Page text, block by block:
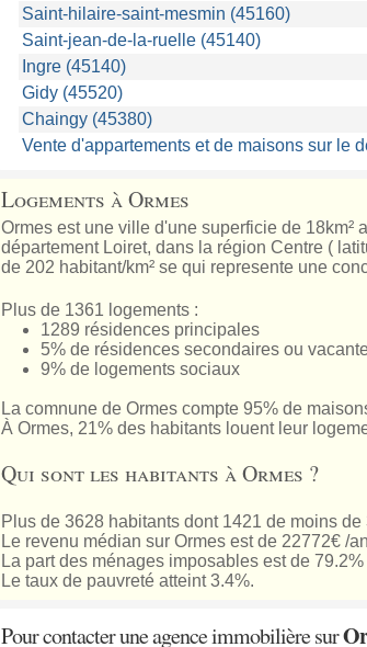
Saint-hilaire-saint-mesmin (45160)
Saint-jean-de-la-ruelle (45140)
Ingre (45140)
Gidy (45520)
Chaingy (45380)
Vente d'appartements et de maisons sur le
Logements à Ormes
Ormes est une ville d'une superficie de 18km²
département Loiret, dans la région Centre (
de 202 habitant/km² se qui represente une
Plus de 1361 logements :
1289 résidences principales
5% de résidences secondaires ou
9% de logements sociaux
La comnune de Ormes compte 95% de
À Ormes, 21% des habitants louent leur
Qui sont les habitants à Ormes ?
Plus de 3628 habitants dont 1421 de moins
Le revenu médian sur Ormes est de 22772€ /
La part des ménages imposables est de
Le taux de pauvreté atteint 3.4%.
Pour contacter une agence immobilière sur